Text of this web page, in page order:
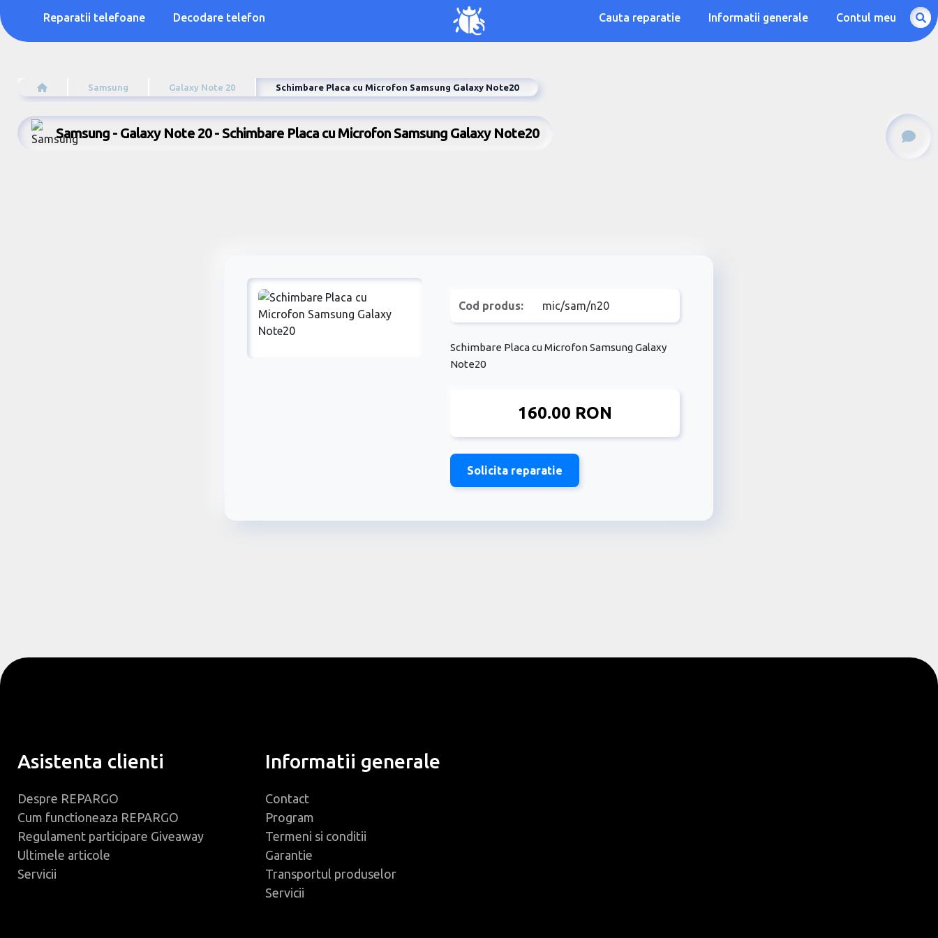
Reparatii telefoane Decodare telefon Cauta reparatie Informatii generale Contul meu
Samsung Galaxy Note 20 Schimbare Placa cu Microfon Samsung Galaxy Note20
Samsung - Galaxy Note 20 - Schimbare Placa cu Microfon Samsung Galaxy Note20
Cod produs: mic/sam/n20
Schimbare Placa cu Microfon Samsung Galaxy
Note20
160.00 RON
Solicita reparatie
Asistenta clienti
Despre REPARGO
Cum functioneaza REPARGO
Regulament participare Giveaway
Ultimele articole
Servicii
Informatii generale
Contact
Program
Termeni si conditii
Garantie
Transportul produselor
Servicii